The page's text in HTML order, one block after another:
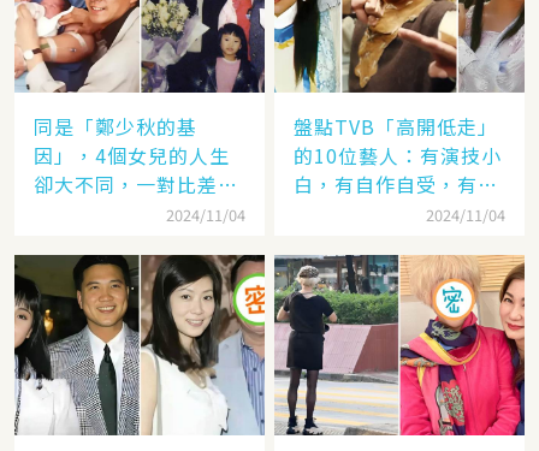
同是「鄭少秋的基
因」，4個女兒的人生
卻大不同，一對比差距
2024/11/04
盤點TVB「高開低走」
的10位藝人：有演技小
白，有自作自受，有遭
封殺，一手好牌打稀爛
2024/11/04